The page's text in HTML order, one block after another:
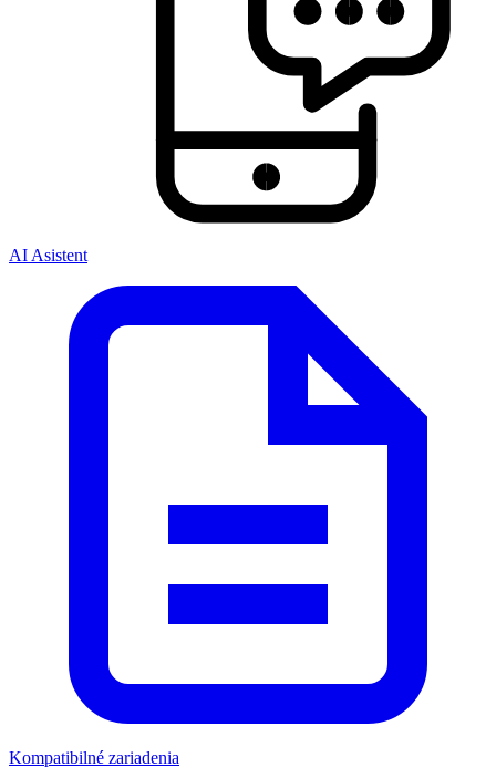
AI Asistent
Kompatibilné zariadenia